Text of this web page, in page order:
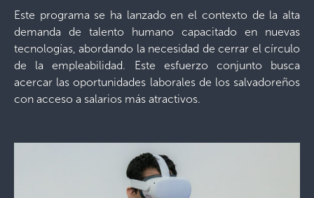
Este programa se ha lanzado en el contexto de la alta
demanda de talento humano capacitado en nuevas
tecnologías, abordando la necesidad de cerrar el círculo
de la empleabilidad. Este esfuerzo conjunto busca
acercar las oportunidades laborales de los salvadoreños
con acceso a salarios más atractivos.